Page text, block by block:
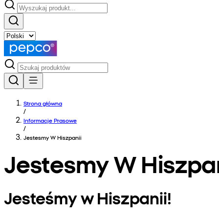
Strona główna
/
Informacje Prasowe
/
Jestesmy W Hiszpanii
Jestesmy W
Jesteśmy w Hiszpanii!